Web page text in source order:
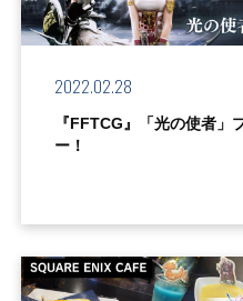
2022.02.28
『FFTCG』「光の使者」
ー！